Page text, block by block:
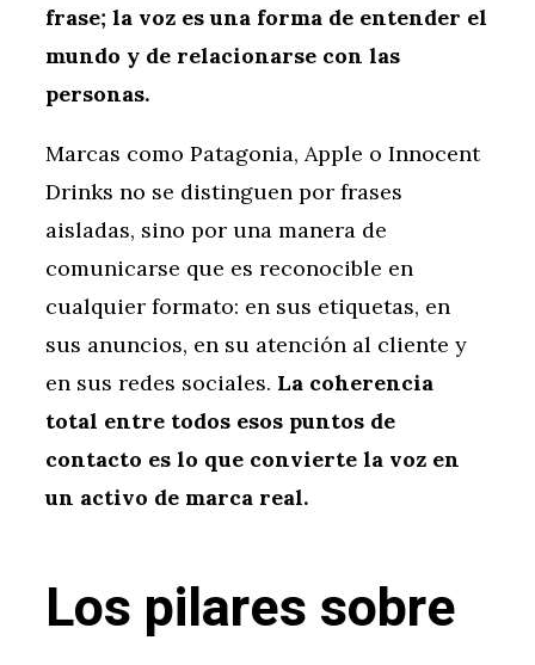
frase; la voz es una forma de entender el
mundo y de relacionarse con las
personas.
Marcas como Patagonia, Apple o Innocent
Drinks no se distinguen por frases
aisladas, sino por una manera de
comunicarse que es reconocible en
cualquier formato: en sus etiquetas, en
sus anuncios, en su atención al cliente y
en sus redes sociales. La coherencia
total entre todos esos puntos de
contacto es lo que convierte la voz en
un activo de marca real.
Los pilares sobre